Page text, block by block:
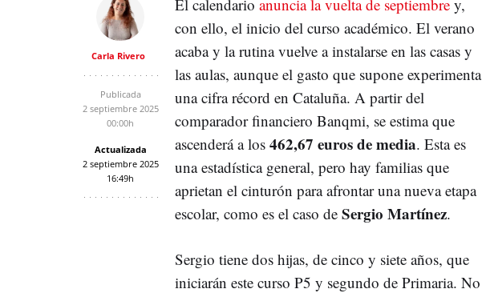
Carla Rivero
Publicada
2 septiembre 2025
00:00h
Actualizada
2 septiembre 2025
16:49h
El calendario anuncia la vuelta de septiembre y,
con ello, el inicio del curso académico. El verano
acaba y la rutina vuelve a instalarse en las casas y
las aulas, aunque el gasto que supone experimenta
una cifra récord en Cataluña. A partir del
comparador financiero Banqmi, se estima que
ascenderá a los 462,67 euros de media. Esta es
una estadística general, pero hay familias que
aprietan el cinturón para afrontar una nueva etapa
escolar, como es el caso de Sergio Martínez.
Sergio tiene dos hijas, de cinco y siete años, que
iniciarán este curso P5 y segundo de Primaria. No